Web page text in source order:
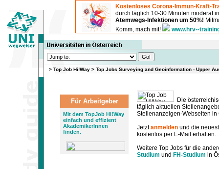
Kostenloses Corona-Immun-Kraft-
durch täglich 10-30 Minuten moderat
Atemwegs-Infektionen um 50%!
Komm, mach mit!
www.hrv--
> Top Job Hi!Way > Top Jobs Surveying and Geoinformation - Upper
Für Arbeitgeber
Mit dem TopJob Hi!Way
einfach und effizient
AkademikerInnen
finden.
Die
täglich aktuellen
Stellenanzeigen-Webseiten in
Jetztanmelden und die
kostenlos per E-Mail erhalten.
Weitere Top Jobs für die
Studium und FH-Studium in